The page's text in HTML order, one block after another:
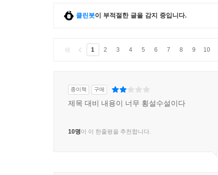
클린봇이 부적절한 글을 감지 중입니다.
1 2 3 4 5 6 7 8 9 10
종이책 구매
제목 대비 내용이 너무 횡설수설이다
10명이 이 한줄평을 추천합니다.